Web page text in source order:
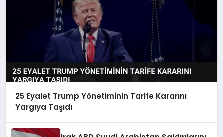
25 Eyalet Trump Yönetiminin Tarife Kararını
Yargıya Taşıdı